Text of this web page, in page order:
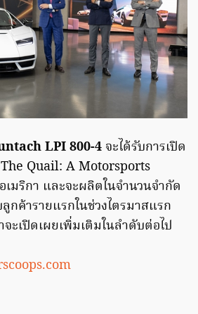
LPI 800-4 จะได้รับการเปิด
Quail: A Motorsports
มริกา และจะผลิตในจำนวนจำกัด
กค้ารายแรกในช่วงไตรมาสแรก
ะเปิดเผยเพิ่มเติมในลำดับต่อไป